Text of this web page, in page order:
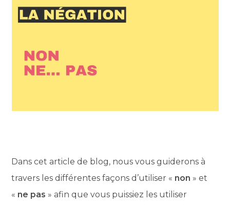
Dans cet article de blog, nous vous guiderons à
travers les différentes façons d’utiliser « non » et
« ne pas » afin que vous puissiez les utiliser